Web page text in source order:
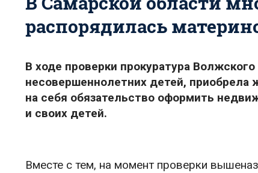
распорядилась
В ходе проверки прокуратура
несовершеннолетних детей, приобрела
на себя обязательство оформить
и своих детей.
Вместе с тем, на момент проверки